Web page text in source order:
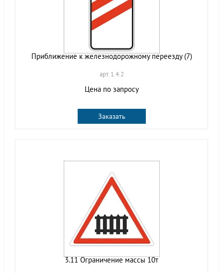
Приближение к железнодорожному переезду (7)
арт. 1.4.2
Цена по запросу
Заказать
3.11 Ограничение массы 10т